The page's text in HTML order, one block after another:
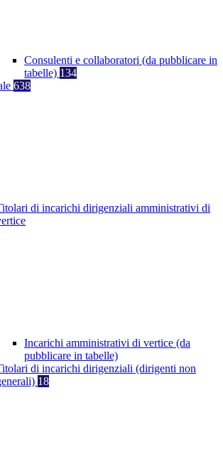
Consulenti e collaboratori (da pubblicare in
tabelle) 134
638
di incarichi dirigenziali amministrativi di
Incarichi amministrativi di vertice (da
pubblicare in tabelle)
di incarichi dirigenziali (dirigenti non
18